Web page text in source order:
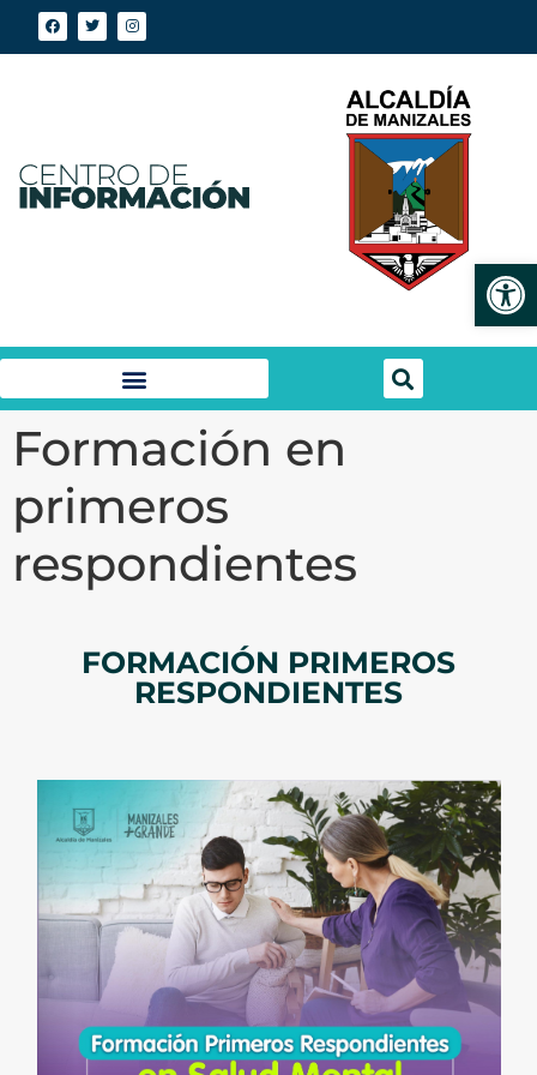
Formación en
primeros
respondientes
FORMACIÓN PRIMEROS
RESPONDIENTES